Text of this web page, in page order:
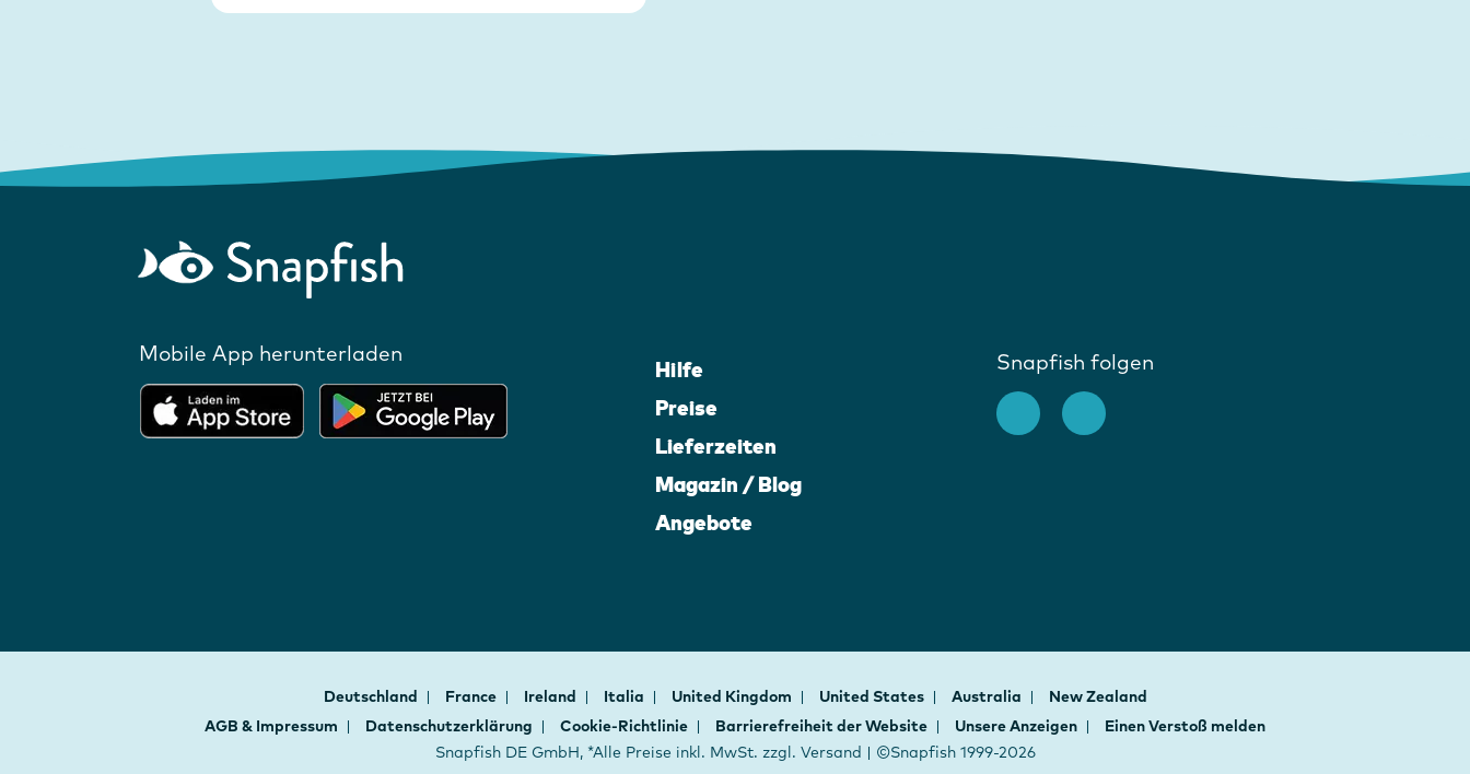
Mobile App herunterladen
Hilfe
Preise
Lieferzeiten
Magazin / Blog
Angebote
Snapfish folgen
Deutschland France Ireland Italia United Kingdom United States Australia
New Zealand
AGB & Impressum
Datenschutzerklärung Cookie-Richtlinie Barrierefreiheit der Website Unsere Anzeigen
Einen Verstoß melden
Snapfish DE GmbH, *Alle Preise inkl. MwSt. zzgl. Versand | ©Snapfish 1999-2026